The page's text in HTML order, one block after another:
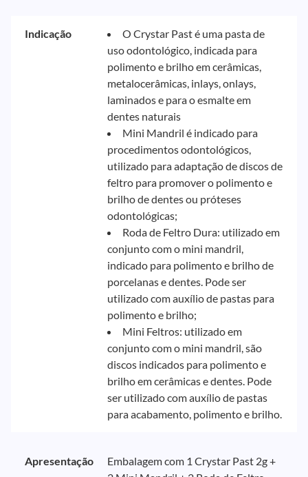
Indicação
O Crystar Past é uma pasta de
uso odontológico, indicada para
polimento e brilho em cerâmicas,
metalocerâmicas, inlays, onlays,
laminados e para o esmalte em
dentes naturais
Mini Mandril é indicado para
procedimentos odontológicos,
utilizado para adaptação de discos de
feltro para promover o polimento e
brilho de dentes ou próteses
odontológicas;
Roda de Feltro Dura: utilizado em
conjunto com o mini mandril,
indicado para polimento e brilho de
porcelanas e dentes. Pode ser
utilizado com auxílio de pastas para
polimento e brilho;
Mini Feltros: utilizado em
conjunto com o mini mandril, são
discos indicados para polimento e
brilho em cerâmicas e dentes. Pode
ser utilizado com auxílio de pastas
para acabamento, polimento e brilho.
Apresentação
Embalagem com 1 Crystar Past 2g +